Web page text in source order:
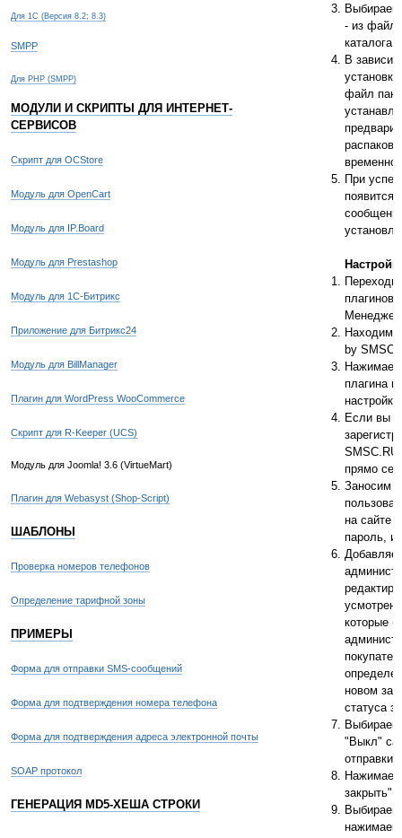
Для 1С (Версия 8.2; 8.3)
SMPP
Для PHP (SMPP)
МОДУЛИ И СКРИПТЫ ДЛЯ ИНТЕРНЕТ-
СЕРВИСОВ
Скрипт для OCStore
Модуль для OpenCart
Модуль для IP.Board
Модуль для Prestashop
Модуль для 1С-Битрикс
Приложение для Битрикс24
Модуль для BillManager
Плагин для WordPress WooCommerce
Скрипт для R-Keeper (UCS)
Модуль для Joomla! 3.6 (VirtueMart)
Плагин для Webasyst (Shop-Script)
ШАБЛОНЫ
Проверка номеров телефонов
Определение тарифной зоны
ПРИМЕРЫ
Форма для отправки SMS-сообщений
Форма для подтверждения номера телефона
Форма для подтверждения адреса электронной почты
SOAP протокол
ГЕНЕРАЦИЯ MD5-ХЕША СТРОКИ
Выбираем
- из
каталога.
В
файл
При
появится
плагинов
Менеджер
Находим
by
Нажимаем
плагина и
настройки.
Если вы
прямо
Заносим
на сайте
пароль,
которые
новом
статуса
Выбираем
"Выкл"
отправки
закрыть".
Выбираем